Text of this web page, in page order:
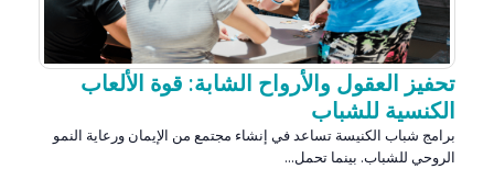
تحفيز العقول والأرواح الشابة: قوة الألعاب
الكنسية للشباب
برامج شباب الكنيسة تساعد في إنشاء مجتمع من الإيمان ورعاية النمو
الروحي للشباب. بينما تحمل...